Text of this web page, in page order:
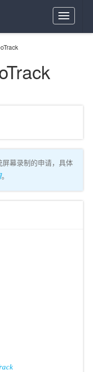
Toggle
navigation
屏幕录制的申请，具体
。